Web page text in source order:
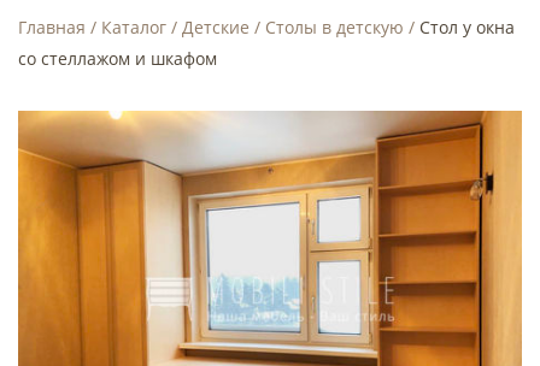
Главная / Каталог / Детские / Столы в детскую / Стол у окна
со стеллажом и шкафом